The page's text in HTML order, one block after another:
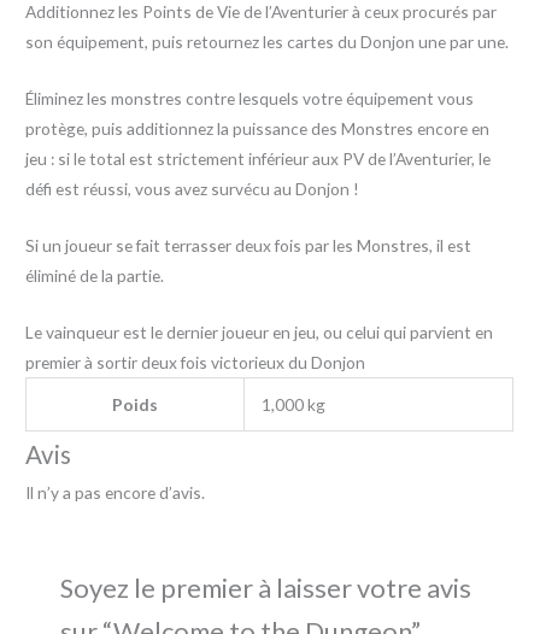
Additionnez les Points de Vie de l’Aventurier à ceux procurés par
son équipement, puis retournez les cartes du Donjon une par une.
Éliminez les monstres contre lesquels votre équipement vous
protège, puis additionnez la puissance des Monstres encore en
jeu : si le total est strictement inférieur aux PV de l’Aventurier, le
défi est réussi, vous avez survécu au Donjon !
Si un joueur se fait terrasser deux fois par les Monstres, il est
éliminé de la partie.
Le vainqueur est le dernier joueur en jeu, ou celui qui parvient en
premier à sortir deux fois victorieux du Donjon
Poids 1,000 kg
Avis
Il n’y a pas encore d’avis.
Soyez le premier à laisser votre avis